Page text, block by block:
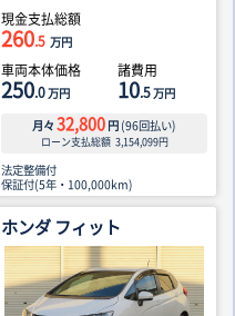
現金支払総額
260.5 万円
車両本体価格
250.0万円
諸費用
10.5万円
月々 32,800 円 (96回払い)
ローン支払総額 3,154,099円
法定整備付
保証付(5年・100,000km)
ホンダ フィット